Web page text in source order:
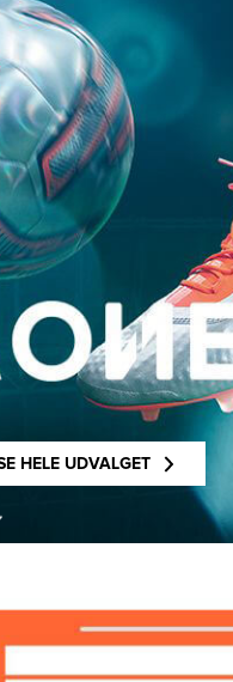
HELE UDVALGET